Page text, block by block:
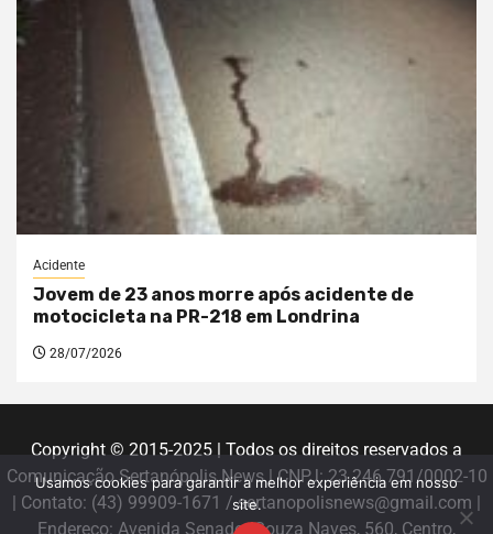
Acidente
Jovem de 23 anos morre após acidente de
motocicleta na PR-218 em Londrina
28/07/2026
Copyright © 2015-2025 | Todos os direitos reservados a
Comunicação Sertanópolis News | CNPJ: 23.246.791/0002-10
| Contato: (43) 99909-1671 / sertanopolisnews@gmail.com |
Endereço: Avenida Senador Souza Naves, 560, Centro,
Usamos cookies para garantir a melhor experiência em nosso
site.